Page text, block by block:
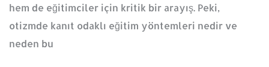
hem de eğitimciler için kritik bir arayış. Peki,
otizmde kanıt odaklı eğitim yöntemleri nedir ve
neden bu